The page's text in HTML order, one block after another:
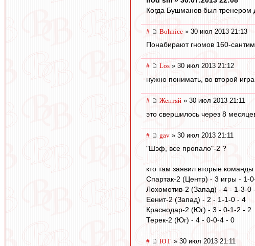
Когда Бушманов был тренером
# Bohnice » 30 июл 2013 21:13
Понабирают гномов 160-
# Los » 30 июл 2013 21:12
нужно понимать, во второй
# Жентяй » 30 июл 2013 21:11
это свершилось через 8
# gav » 30 июл 2013 21:11
"Шэф, все пропало"-2 ?
кто там заявил вторые команды
Спартак-2 (Центр) - 3 игры - 1-
Лохомотив-2 (Запад) - 4 - 1-3-0
Еенит-2 (Запад) - 2 - 1-1-0 - 4
Краснодар-2 (Юг) - 3 - 0-1-2 - 2
Терек-2 (Юг) - 4 - 0-0-4 - 0
# Ю Г » 30 июл 2013 21:11